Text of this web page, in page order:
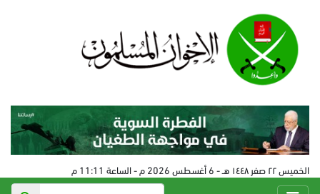
الخميس ٢٢ صفر ١٤٤٨ هـ - 6 أغسطس 2026 م - الساعة 11:11 م